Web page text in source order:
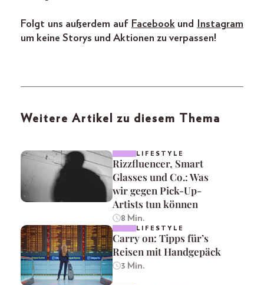
Folgt uns außerdem auf Facebookund
Instagram
um keine Storys und Aktionen zu verpassen!
Weitere Artikel zu diesem Thema
LIFESTYLE
Rizzfluencer, Smart
Glasses und Co.: Was
wir gegen Pick-Up-
Artists tun können
8 Min.
LIFESTYLE
Carry on: Tipps für’s
Reisen mit Handgepäck
3 Min.